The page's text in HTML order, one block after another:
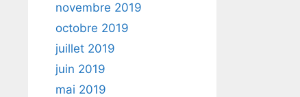
novembre 2019
octobre 2019
juillet 2019
juin 2019
mai 2019